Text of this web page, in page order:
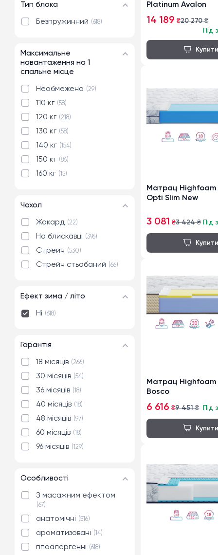
Тип блока
Безпружинний 618
Максимальне
навантаження на 1
спальне місце
Необмежено 29
110 кг 58
120 кг 218
130 кг 58
140 кг 154
150 кг 86
160 кг 15
Чохол
Жакард 22
На блискавці 396
Стрейч 530
Стрейч стьобаний 66
Ефект зима / літо
Ні 618
Гарантія
18 місяців 266
30 місяців 54
36 місяців 18
40 місяців 18
48 місяців 97
60 місяців 18
96 місяців 129
Особливості
З масажним ефектом
67
анатомічні 516
ароматизовані 14
гіпоалергенні 618
Platinum Avalon
14 189 ₴20 270₴
Під
Матрац Highfoam
Opti Slim New
3 081 ₴3 424₴ Під
Матрац Highfoam
Bosco
6 616 ₴9 451₴ Під